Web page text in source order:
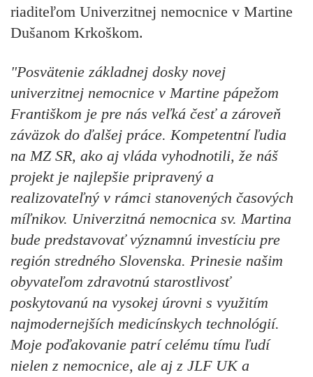
riaditeľom Univerzitnej nemocnice v Martine
Dušanom Krkoškom.
"Posvätenie základnej dosky novej
univerzitnej nemocnice v Martine pápežom
Františkom je pre nás veľká česť a zároveň
záväzok do ďalšej práce. Kompetentní ľudia
na MZ SR, ako aj vláda vyhodnotili, že náš
projekt je najlepšie pripravený a
realizovateľný v rámci stanovených časových
míľnikov. Univerzitná nemocnica sv. Martina
bude predstavovať významnú investíciu pre
región stredného Slovenska. Prinesie našim
obyvateľom zdravotnú starostlivosť
poskytovanú na vysokej úrovni s využitím
najmodernejších medicínskych technológií.
Moje poďakovanie patrí celému tímu ľudí
nielen z nemocnice, ale aj z JLF UK a